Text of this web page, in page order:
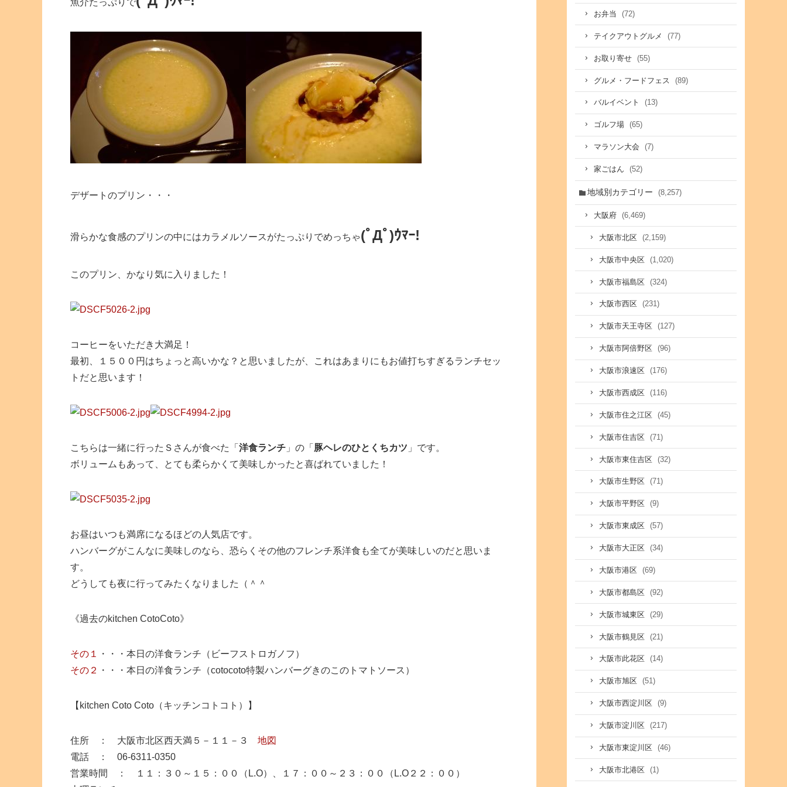
デザートのプリン・・・
滑らかな食感のプリンの中にはカラメルソースがたっぷりでめっちゃ(ﾟДﾟ)ｳﾏｰ!
このプリン、かなり気に入りました！
コーヒーをいただき大満足！
最初、１５００円はちょっと高いかな？と思いましたが、これはあまりにもお値打ちすぎるランチセッ
トだと思います！
こちらは一緒に行ったＳさんが食べた「 洋食ランチ 」の「 豚ヘレのひとくちカツ 」です。
ボリュームもあって、とても柔らかくて美味しかったと喜ばれていました！
お昼はいつも満席になるほどの人気店です。
ハンバーグがこんなに美味しのなら、恐らくその他のフレンチ系洋食も全てが美味しいのだと思いま
す。
どうしても夜に行ってみたくなりました（＾＾
《過去のkitchen CotoCoto》
その１
・・・本日の洋食ランチ（ビーフストロガノフ）
その２
・・・本日の洋食ランチ（cotocoto特製ハンバーグきのこのトマトソース）
【kitchen Coto Coto（キッチンコトコト）】
住所 ： 大阪市北区西天満５－１１－３ 地図
電話 ： 06-6311-0350
営業時間 ： １１：３０～１５：００（L.O）、１７：００～２３：００（L.O２２：００）
お弁当 (72)
テイクアウトグルメ (77)
お取り寄せ (55)
グルメ・フードフェス (89)
バルイベント (13)
ゴルフ場 (65)
マラソン大会 (7)
家ごはん (52)
地域別カテゴリー (8,257)
大阪府 (6,469)
大阪市北区 (2,159)
大阪市中央区 (1,020)
大阪市福島区 (324)
大阪市西区 (231)
大阪市天王寺区 (127)
大阪市阿倍野区 (96)
大阪市浪速区 (176)
大阪市西成区 (116)
大阪市住之江区 (45)
大阪市住吉区 (71)
大阪市東住吉区 (32)
大阪市生野区 (71)
大阪市平野区 (9)
大阪市東成区 (57)
大阪市大正区 (34)
大阪市港区 (69)
大阪市都島区 (92)
大阪市城東区 (29)
大阪市鶴見区 (21)
大阪市此花区 (14)
大阪市旭区 (51)
大阪市西淀川区 (9)
大阪市淀川区 (217)
大阪市東淀川区 (46)
大阪市北港区 (1)